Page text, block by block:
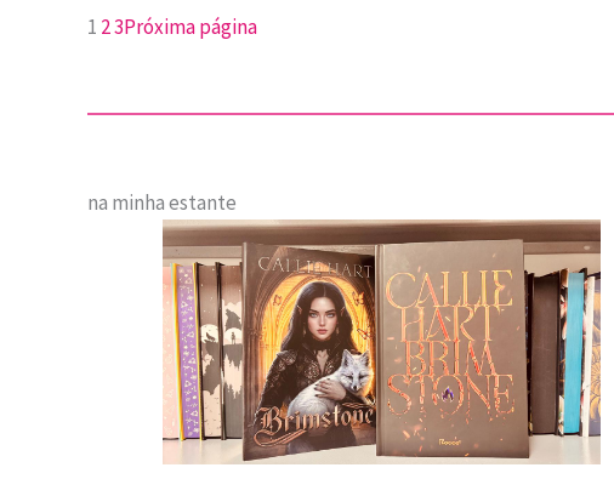
1 23Próxima página
na minha estante